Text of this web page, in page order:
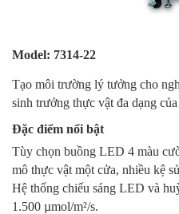
Model: 7314-22
Tạo môi trường lý tưởng cho
sinh trưởng thực vật đa dạng
Đặc điểm nổi bật
Tùy chọn buồng LED 4 màu
mô thực vật một cửa, nhiều kệ
Hệ thống chiếu sáng LED và
1.500 µmol/m²/s.